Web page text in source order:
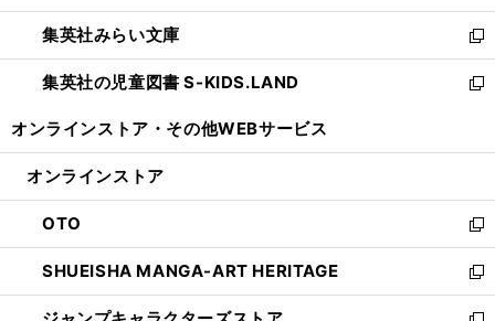
開
く
ウ
で
開
く
ン
ド
ウ
で
ウ
ィ
ン
ド
開
集英社みらい文庫
新
し
い
ン
ウ
で
開
く
集英社の児童図書 S-KIDS.LAND
新
ウ
ン
ド
ウ
で
開
オンラインストア・ その他WEBサービス
オンラインストア
OTO
新
し
い
ウ
SHUEISHA MANGA-ART HERITAGE
新
し